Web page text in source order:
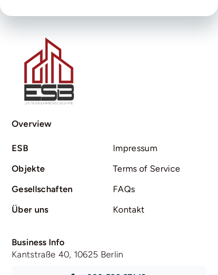
Overview
ESB
Objekte
Gesellschaften
Über uns
Impressum
Terms of Service
FAQs
Kontakt
Business Info
Kantstraße 40, 10625 Berlin